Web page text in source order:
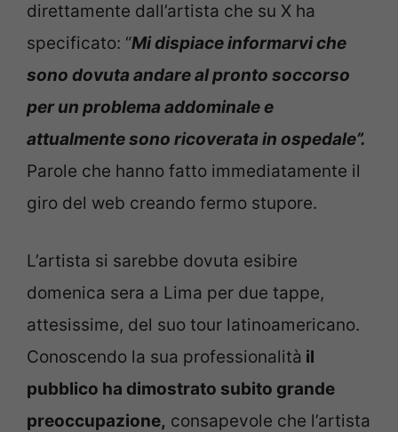
direttamente dall’artista che su X ha
specificato: “Mi dispiace informarvi che
sono dovuta andare al pronto soccorso
per un problema addominale e
attualmente sono ricoverata in ospedale”.
Parole che hanno fatto immediatamente il
giro del web creando fermo stupore.
L’artista si sarebbe dovuta esibire
domenica sera a Lima per due tappe,
attesissime, del suo tour latinoamericano.
Conoscendo la sua professionalità il
pubblico ha dimostrato subito grande
preoccupazione, consapevole che l’artista